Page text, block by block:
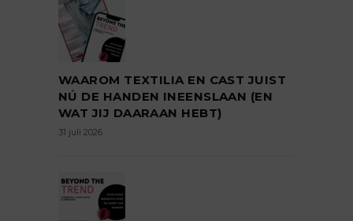
WAAROM TEXTILIA EN CAST JUIST
NÚ DE HANDEN INEENSLAAN (EN
WAT JIJ DAARAAN HEBT)
31 juli 2026